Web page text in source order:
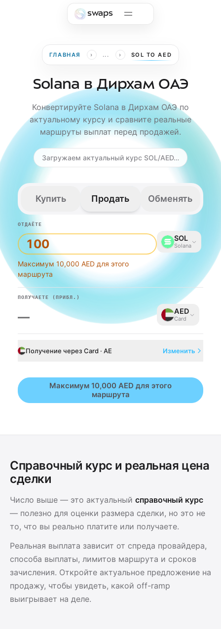
swaps
ГЛАВНАЯ › ... › SOL TO AED
Solana в Дирхам ОАЭ
Конвертируйте Solana в Дирхам ОАЭ по
актуальному курсу и сравните реальные
маршруты выплат перед продажей.
Загружаем актуальный курс SOL/AED…
Купить Продать Обменять
ОТДАЁТЕ
Максимум 10,000 AED для этого
маршрута
SOL
Solana
ПОЛУЧАЕТЕ (ПРИБЛ.)
— AED
Card
Получение через Card · AE Изменить
Максимум 10,000 AED для этого
маршрута
Справочный курс и реальная цена
сделки
Число выше — это актуальный справочный курс
— полезно для оценки размера сделки, но это не
то, что вы реально платите или получаете.
Реальная выплата зависит от спреда провайдера,
способа выплаты, лимитов маршрута и сроков
зачисления. Откройте актуальное предложение на
продажу, чтобы увидеть, какой off-ramp
выигрывает на деле.